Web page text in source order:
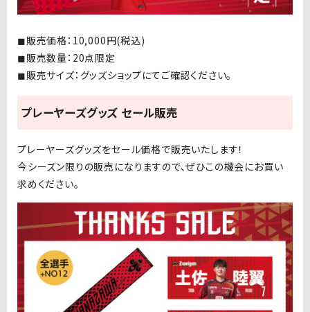
◼︎販売価格： 10,000円(税込)
◼︎販売数量：20点限定
◼︎販売サイズ：グッズショップにてご確認ください。
プレーヤーズグッズ セール販売
プレーヤーズグッズをセール価格で販売いたします！
今シーズン限りの販売になりますので、ぜひこの機会にお買い
求めください。